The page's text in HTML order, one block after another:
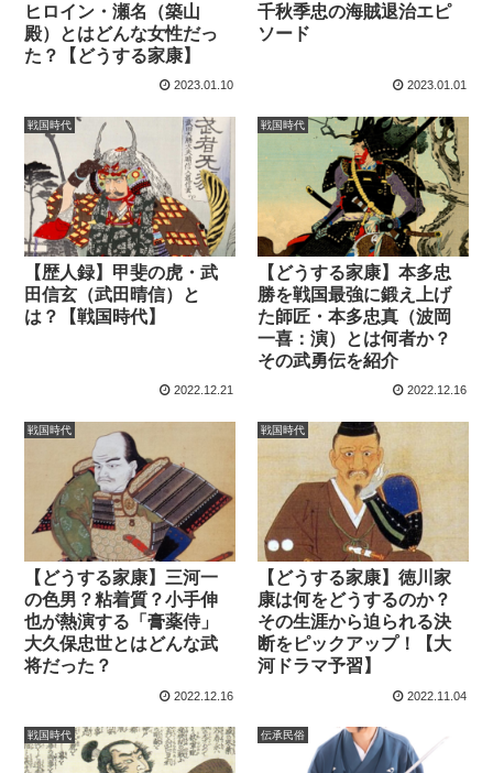
ヒロイン・瀬名（築山
殿）とはどんな女性だっ
た？【どうする家康】
2023.01.10
千秋季忠の海賊退治エピ
ソード
2023.01.01
戦国時代
【歴人録】甲斐の虎・武
田信玄（武田晴信）と
は？【戦国時代】
2022.12.21
戦国時代
【どうする家康】本多忠
勝を戦国最強に鍛え上げ
た師匠・本多忠真（波岡
一喜：演）とは何者か？
その武勇伝を紹介
2022.12.16
戦国時代
【どうする家康】三河一
の色男？粘着質？小手伸
也が熱演する「膏薬侍」
大久保忠世とはどんな武
将だった？
2022.12.16
戦国時代
【どうする家康】徳川家
康は何をどうするのか？
その生涯から迫られる決
断をピックアップ！【大
河ドラマ予習】
2022.11.04
戦国時代 伝承民俗